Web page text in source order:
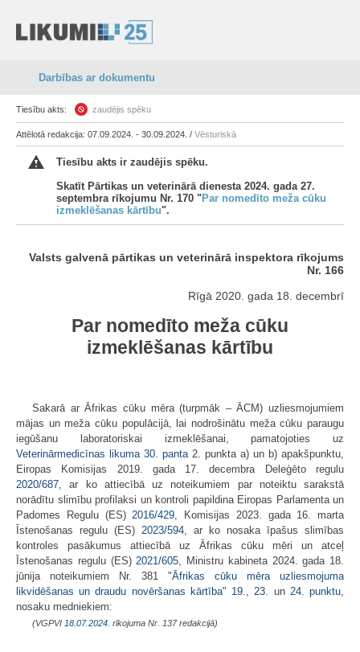
Darbības ar dokumentu
Tiesību akts: zaudējis spēku
Attēlotā redakcija: 07.09.2024. - 30.09.2024. / Vēsturiskā
Tiesību akts ir zaudējis spēku.
Skatīt Pārtikas un veterinārā dienesta 2024. gada 27.
septembra rīkojumu Nr. 170 "Par nomedīto meža cūku
izmeklēšanas kārtību".
Valsts galvenā pārtikas un veterinārā inspektora rīkojums
Nr. 166
Rīgā 2020. gada 18. decembrī
Par nomedīto meža cūku
izmeklēšanas kārtību
Sakarā ar Āfrikas cūku mēra (turpmāk – ĀCM) uzliesmojumiem
mājas un meža cūku populācijā, lai nodrošinātu meža cūku paraugu
iegūšanu laboratoriskai izmeklēšanai, pamatojoties uz
Veterinārmedicīnas likuma 30. panta 2. punkta a) un b) apakšpunktu,
Eiropas Komisijas 2019. gada 17. decembra Deleģēto regulu
2020/687 , ar ko attiecībā uz noteikumiem par noteiktu sarakstā
norādītu slimību profilaksi un kontroli papildina Eiropas Parlamenta un
Padomes Regulu (ES) 2016/429 , Komisijas 2023. gada 16. marta
Īstenošanas regulu (ES) 2023/594 , ar ko nosaka īpašus slimības
kontroles pasākumus attiecībā uz Āfrikas cūku mēri un atceļ
Īstenošanas regulu (ES) 2021/605 , Ministru kabineta 2024. gada 18.
jūnija noteikumiem Nr. 381 "Āfrikas cūku mēra uzliesmojuma
likvidēšanas un draudu novēršanas kārtība" 19. 23. un 24. punktu
nosaku medniekiem:
(VGPVI 18.07.2024. rīkojuma Nr. 137 redakcijā)